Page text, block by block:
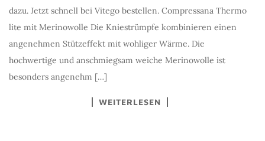
dazu. Jetzt schnell bei Vitego bestellen. Compressana Thermo
lite mit Merinowolle Die Kniestrümpfe kombinieren einen
angenehmen Stützeffekt mit wohliger Wärme. Die
hochwertige und anschmiegsam weiche Merinowolle ist
besonders angenehm […]
WEITERLESEN